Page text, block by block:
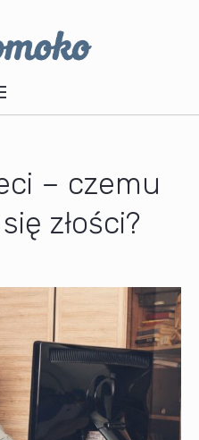
– czemu
złości?